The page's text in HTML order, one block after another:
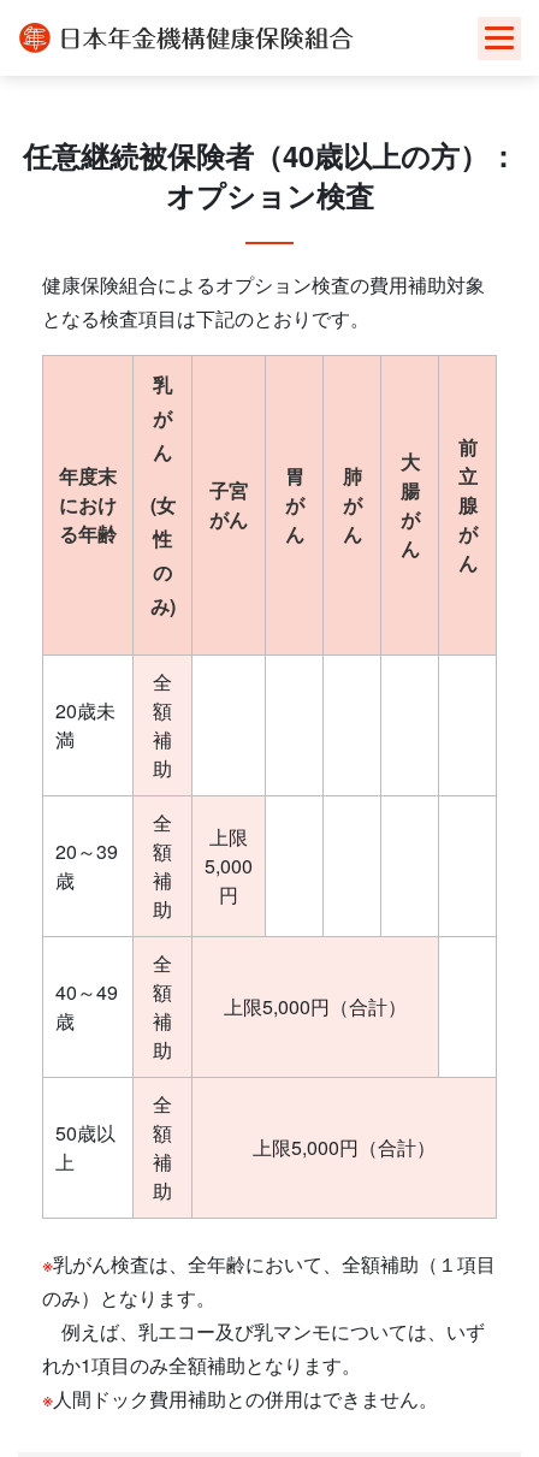
任意継続被保険者（40歳以上の方）：
オプション検査
健康保険組合によるオプション検査の費用補助対象
となる検査項目は下記のとおりです。
年度末
におけ
る年齢
乳
が
ん
(女
性
の
み)
子宮
がん
胃
が
ん
肺
が
ん
大
腸
が
ん
前
立
腺
が
ん
20歳未
満
全
額
補
助
20～39
歳
全
額
補
助
上限
5,000
円
40～49
歳
全
額
補
助
上限5,000円（合計）
50歳以
上
全
額
補
助
上限5,000円（合計）
※乳がん検査は、全年齢において、全額補助（１項目
のみ）となります。
例えば、乳エコー及び乳マンモについては、いず
れか1項目のみ全額補助となります。
※人間ドック費用補助との併用はできません。